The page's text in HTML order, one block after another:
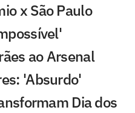
x São Paulo
ao Arsenal
'Absurdo'
Dia dos